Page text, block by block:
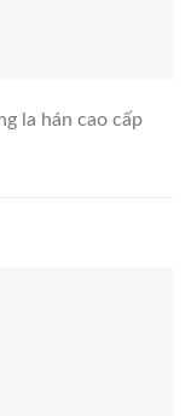
la hán cao cấp